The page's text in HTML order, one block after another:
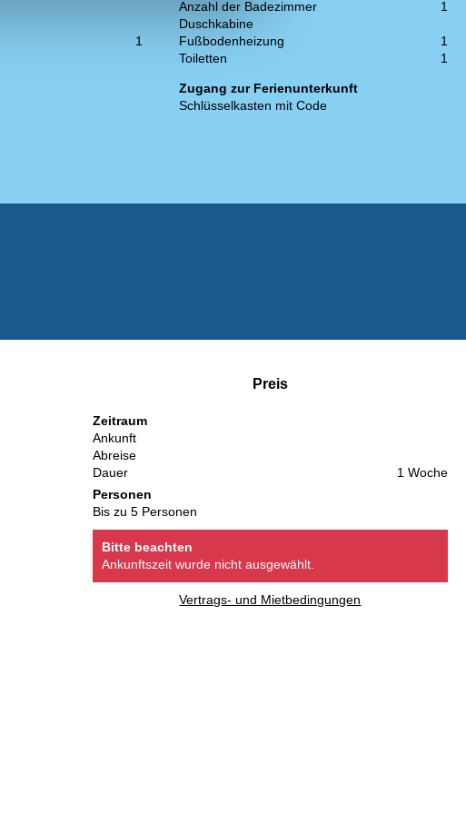
1
Anzahl der Badezimmer
1
Duschkabine
Fußbodenheizung
1
Toiletten
1
Zugang zur Ferienunterkunft
Schlüsselkasten mit Code
Preis
Zeitraum
Ankunft
Abreise
Dauer
1 Woche
Personen
Bis zu 5 Personen
Bitte beachten
Ankunftszeit wurde nicht ausgewählt.
Vertrags- und Mietbedingungen